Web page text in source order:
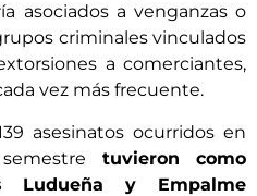
asociados a venganzas o
criminales vinculados
a comerciantes,
vez más frecuente.
asesinatos ocurridos en
tuvieron como
Ludueña y Empalme